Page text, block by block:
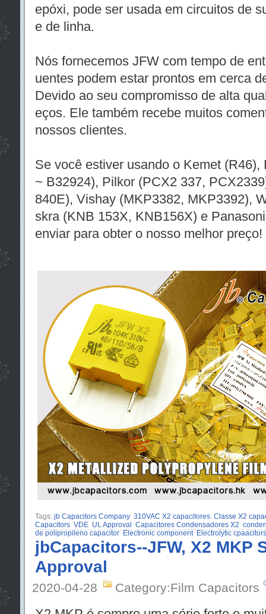
epóxi, pode ser usada em circuitos de
e de linha.
Nós fornecemos JFW com tempo de
uentes podem estar prontos em cerca
Devido ao seu compromisso de alta
eços. Ele também recebe muitos
nossos clientes.
Se você estiver usando o Kemet
~ B32924), Pilkor (PCX2 337,
840E), Vishay (MKP3382, MKP3392),
skra (KNB 153X, KNB156X) e
enviar para obter o nosso melhor preço!
Tags: jb Capacitors Company 310VAC X2 capacitores. Classe X2
Capacitors VDE UL Approval Capacitores Condensadores X2
de polipropileno capacitor
Electronic component Electrolytic cpaacitors
jbCapacitors--JFW, X2 MKP
Approval
2020-04-28 Category:Film Capacitors